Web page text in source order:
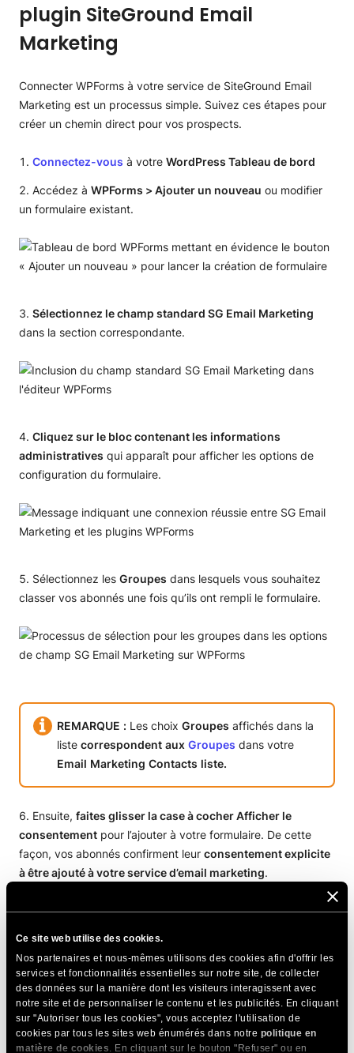
Ce site web utilise des cookies.
Nos partenaires et nous-mêmes utilisons des cookies afin d'offrir les
services et fonctionnalités essentielles sur notre site, de collecter
des données sur la manière dont les visiteurs interagissent avec
notre site et de personnaliser le contenu et les publicités. En cliquant
sur "Autoriser tous les cookies", vous acceptez l'utilisation de
cookies par tous les sites web énumérés dans notre politique en
matière de cookies. En cliquant sur le bouton "Refuser" ou en
plugin SiteGround Email
Marketing
Connecter WPForms à votre service de SiteGround Email
Marketing est un processus simple. Suivez ces étapes pour
créer un chemin direct pour vos prospects.
Connectez-vous à votre WordPress Tableau de bord
Accédez à WPForms > Ajouter un nouveau ou modifier
un formulaire existant.
Sélectionnez le champ standard SG Email Marketing
dans la section correspondante.
Cliquez sur le bloc contenant les informations
administratives qui apparaît pour afficher les options de
configuration du formulaire.
Sélectionnez les Groupes dans lesquels vous souhaitez
classer vos abonnés une fois qu’ils ont rempli le formulaire.
REMARQUE : Les choix Groupes affichés dans la
liste correspondent aux Groupes dans votre
Email Marketing Contacts liste.
Ensuite, faites glisser la case à cocher Afficher le
consentement pour l’ajouter à votre formulaire. De cette
façon, vos abonnés confirment leur consentement explicite
à être ajouté à votre service d’email marketing.
REMARQUE :Toujours inclure un Consentement
case à cocher dans vos formulaires, si leur
objectif principal n’est pas l’abonnement. Cela